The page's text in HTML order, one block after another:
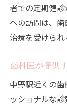
中野
ドバ
歯医者の
専門
虫歯
割
者での定期健
への訪問は、
治療を受けられ
歯科医が提供
中野駅近くの
ッショナルな